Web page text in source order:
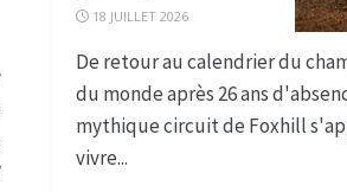
18 JUILLET 2026
De retour au calendrier du
du monde après 26 ans
mythique circuit de Foxhill
vivre...